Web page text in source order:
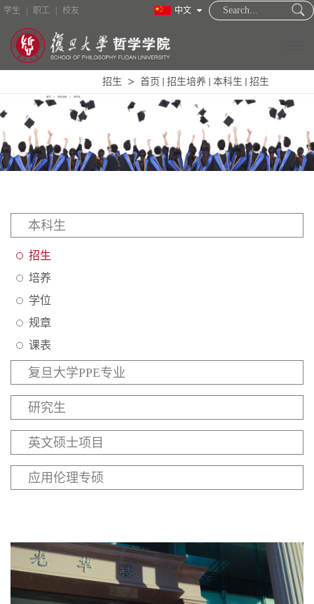
中文
学生 职工 校友
新闻中心
教职员工
学术研究
国际合作
图书资料
学生园地
校友之家
招生 首页 招生培养 本科生 招生
本科生
招生
培养
学位
规章
课表
复旦大学PPE专业
研究生
英文硕士项目
应用伦理专硕